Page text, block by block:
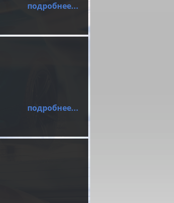
подробнее...
подробнее...